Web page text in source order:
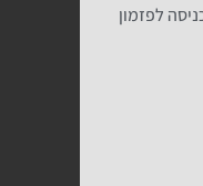
לפזמון